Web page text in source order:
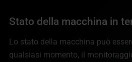
Stato della macchina in
Lo stato della macchina può
qualsiasi momento, il